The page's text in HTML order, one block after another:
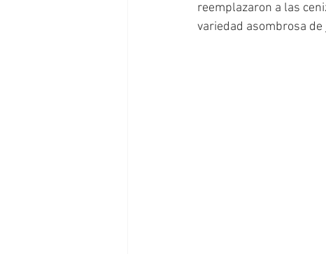
reemplazaron a las
variedad asombrosa